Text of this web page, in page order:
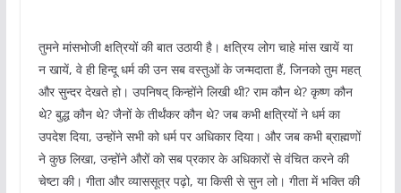
तुमने मांसभोजी क्षत्रियों की बात उठायी है। क्षत्रिय लोग चाहे मांस खायें या
न खायें, वे ही हिन्दू धर्म की उन सब वस्तुओं के जन्मदाता हैं, जिनको तुम महत्
और सुन्दर देखते हो। उपनिषद् किन्होंने लिखी थी? राम कौन थे? कृष्ण कौन
थे? बुद्ध कौन थे? जैनों के तीर्थंकर कौन थे? जब कभी क्षत्रियों ने धर्म का
उपदेश दिया, उन्होंने सभी को धर्म पर अधिकार दिया। और जब कभी ब्राह्मणों
ने कुछ लिखा, उन्होंने औरों को सब प्रकार के अधिकारों से वंचित करने की
चेष्टा की। गीता और व्याससूत्र पढ़ो, या किसी से सुन लो। गीता में भक्ति की